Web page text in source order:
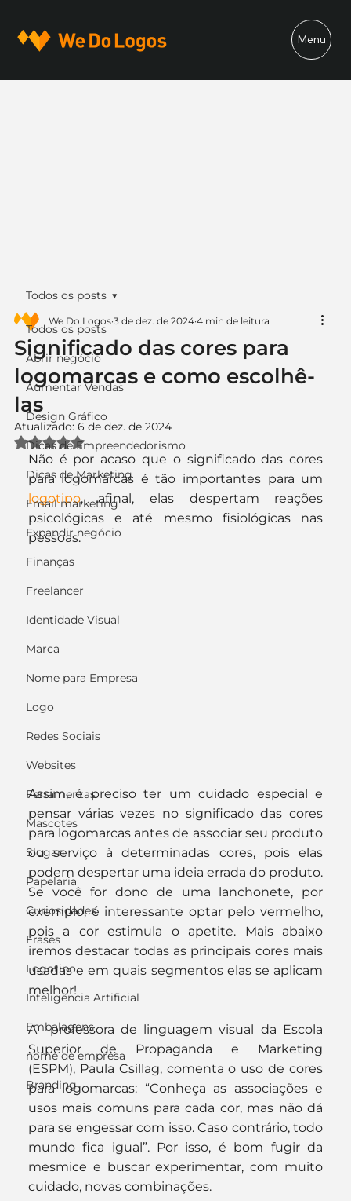
Menu
Todos os posts
Abrir negócio
Aumentar Vendas
Design Gráfico
Dicas de Empreendedorismo
Dicas de Marketing
Email marketing
Expandir negócio
Finanças
Freelancer
Identidade Visual
Marca
Nome para Empresa
Logo
Redes Sociais
Websites
Ferramentas
Mascotes
Slogan
Papelaria
Curiosidades
Frases
Logotipo
Inteligência Artificial
Embalagens
nome de empresa
Branding
Todos os posts
Significado das cores para
logomarcas e como escolhê-
las
We Do Logos 3 de dez. de 2024 4 min de leitura
Atualizado: 6 de dez. de 2024
Avaliado com NaN de 5 estrelas.
Não é por acaso que o significado das cores
logotipo, afinal, elas despertam reações
psicológicas e até mesmo fisiológicas nas
pessoas.
Assim, é preciso ter um cuidado especial e
pensar várias vezes no significado das cores
para logomarcas antes de associar seu produto
ou serviço à determinadas cores, pois elas
podem despertar uma ideia errada do produto.
Se você for dono de uma lanchonete, por
exemplo, é interessante optar pelo vermelho,
pois a cor estimula o apetite. Mais abaixo
iremos destacar todas as principais cores mais
usadas e em quais segmentos elas se aplicam
melhor!
A  professora de linguagem visual da Escola
Superior de Propaganda e Marketing
(ESPM), Paula Csillag, comenta o uso de cores
para logomarcas: “Conheça as associações e
usos mais comuns para cada cor, mas não dá
para se engessar com isso. Caso contrário, todo
mundo fica igual”. Por isso, é bom fugir da
mesmice e buscar experimentar, com muito
cuidado, novas combinações.